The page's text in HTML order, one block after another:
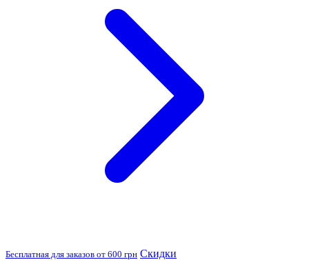
Бесплатная для заказов от 600 грн Скидки